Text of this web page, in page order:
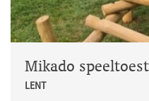
Mikado
LENT